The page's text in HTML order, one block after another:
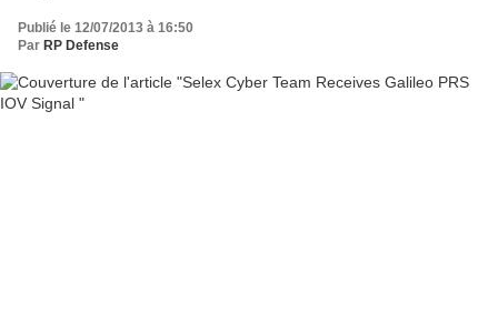
Publié le 12/07/2013 à 16:50
Par RP Defense